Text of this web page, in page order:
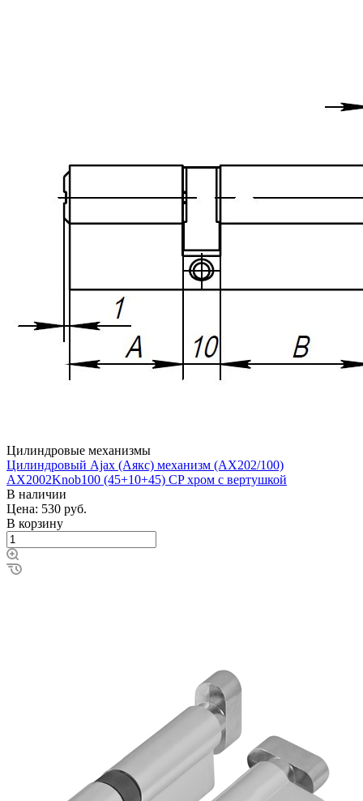
Цилиндровые механизмы
Цилиндровый Ajax (Аякс) механизм (AX202/100)
AX2002Knob100 (45+10+45) CP хром с вертушкой
В наличии
Цена: 530 руб.
В корзину